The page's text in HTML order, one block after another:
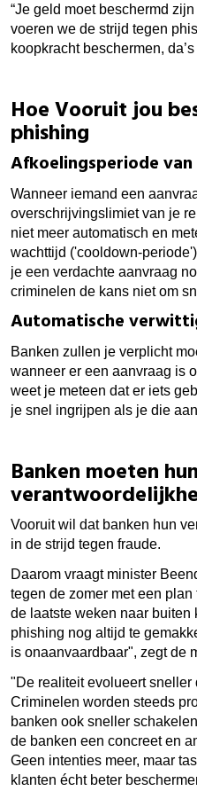
“Je geld moet beschermd
voeren we de strijd tegen
koopkracht beschermen,
Hoe Vooruit jou
phishing
Afkoelingsperiode van
Wanneer iemand een
overschrijvingslimiet van je
niet meer automatisch en
wachttijd ('cooldown-
je een verdachte aanvraag
criminelen de kans niet om
Automatische
Banken zullen je verplicht
wanneer er een aanvraag is
weet je meteen dat er iets
je snel ingrijpen als je die
Banken moeten hun
Vooruit wil dat banken hun
in de strijd tegen fraude.
Daarom vraagt minister
tegen de zomer met een plan
de laatste weken naar buiten
phishing nog altijd te
is onaanvaardbaar", zegt de
"De realiteit evolueert sneller
Criminelen worden steeds
banken ook sneller
de banken een concreet en
Geen intenties meer, maar
klanten écht beter